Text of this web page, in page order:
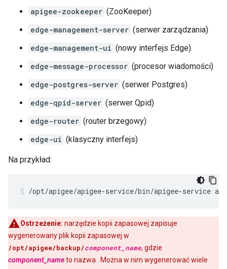
apigee-zookeeper (ZooKeeper)
edge-management-server (serwer zarządzania)
edge-management-ui (nowy interfejs Edge)
edge-message-processor (procesor wiadomości)
edge-postgres-server (serwer Postgres)
edge-qpid-server (serwer Qpid)
edge-router (router brzegowy)
edge-ui (klasyczny interfejs)
Na przykład:
/opt/apigee/apigee-service/bin/apigee-service
Ostrzeżenie: narzędzie kopii zapasowej zapisuje
wygenerowany plik kopii zapasowej w
/opt/apigee/backup/component_name, gdzie
component_nameto nazwa . Można w nim wygenerować wiele